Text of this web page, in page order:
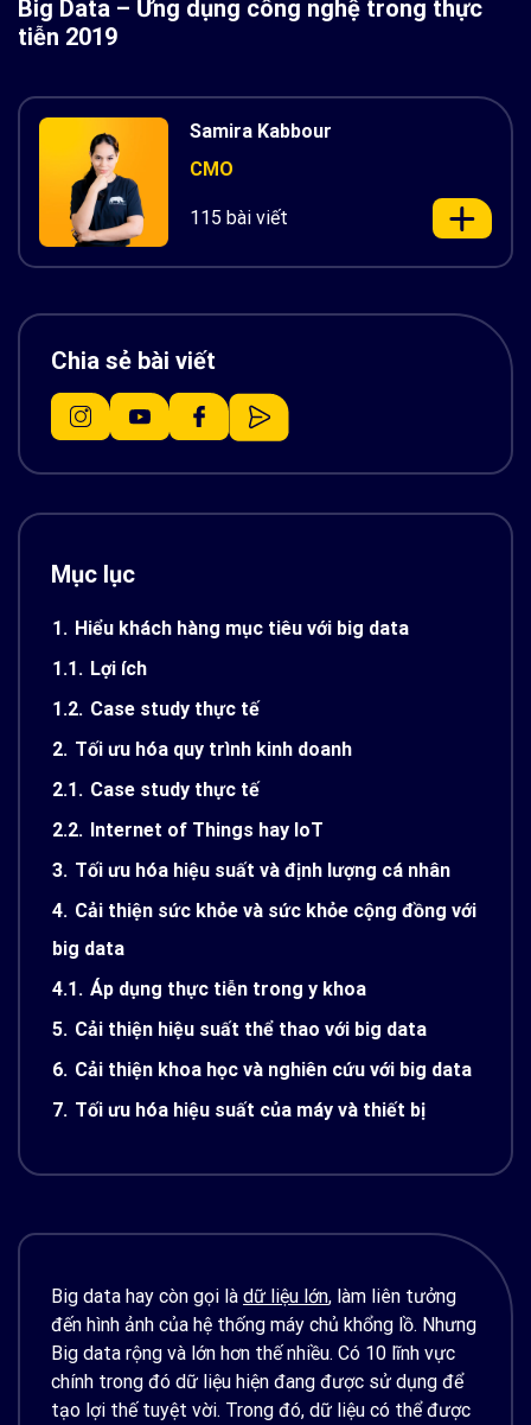
Big Data – Ứng dụng công nghệ trong thực
tiễn 2019
Samira Kabbour
CMO
115 bài viết
Chia sẻ bài viết
Mục lục
1. Hiểu khách hàng mục tiêu với big data
1.1. Lợi ích
1.2. Case study thực tế
2. Tối ưu hóa quy trình kinh doanh
2.1. Case study thực tế
2.2. Internet of Things hay IoT
3. Tối ưu hóa hiệu suất và định lượng cá nhân
4. Cải thiện sức khỏe và sức khỏe cộng đồng với
big data
4.1. Áp dụng thực tiễn trong y khoa
5. Cải thiện hiệu suất thể thao với big data
6. Cải thiện khoa học và nghiên cứu với big data
7. Tối ưu hóa hiệu suất của máy và thiết bị
Big data hay còn gọi là dữ liệu lớn, làm liên tưởng
đến hình ảnh của hệ thống máy chủ khổng lồ. Nhưng
Big data rộng và lớn hơn thế nhiều. Có 10 lĩnh vực
chính trong đó dữ liệu hiện đang được sử dụng để
tạo lợi thế tuyệt vời. Trong đó, dữ liệu có thể được